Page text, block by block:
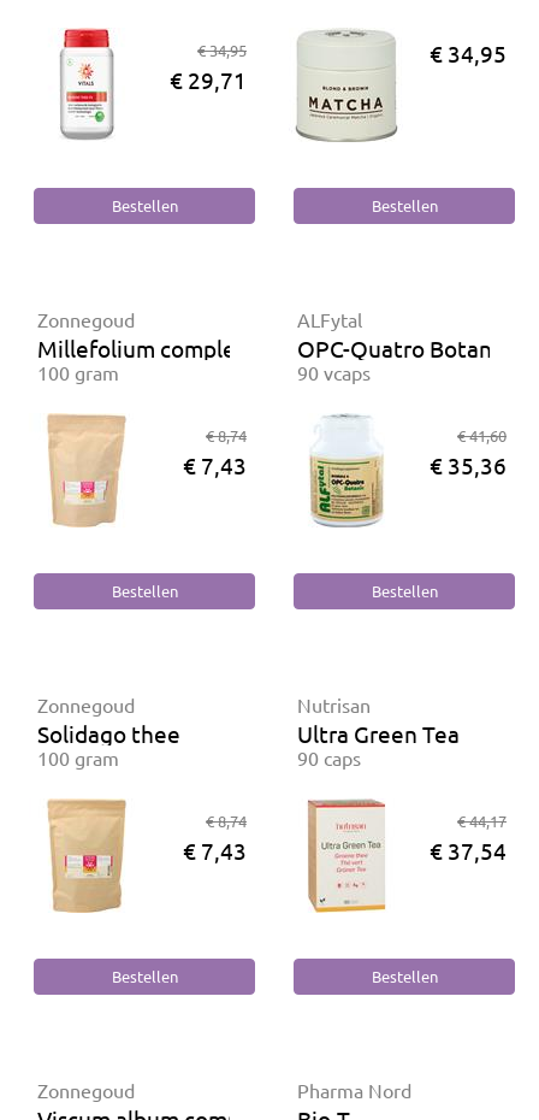
€ 34,95
€ 29,71
€ 34,95
Zonnegoud
Millefolium complex kruidenthee
100 gram
€ 8,74
€ 7,43
ALFytal
OPC-Quatro Botanic
90 vcaps
€ 41,60
€ 35,36
Zonnegoud
Solidago thee
100 gram
€ 8,74
€ 7,43
Nutrisan
Ultra Green Tea
90 caps
€ 44,17
€ 37,54
Zonnegoud Pharma Nord